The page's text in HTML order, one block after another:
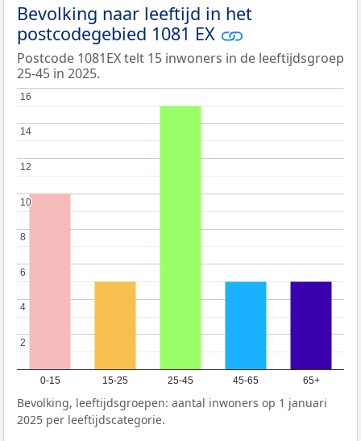
Bevolking naar leeftijd in het
postcodegebied 1081 EX
Postcode 1081EX telt 15 inwoners in de leeftijdsgroep
25-45 in 2025.
0-15 15-25 25-45 45-65 65+
2
2
4
4
6
6
8
8
10
10
12
12
14
14
16
16
Bevolking, leeftijdsgroepen: aantal inwoners op 1 januari
2025 per leeftijdscategorie.